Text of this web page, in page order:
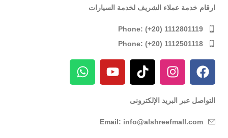
ارقام خدمة عملاء الشريف لخدمة السيارات
Phone: (+20) 1112801119
Phone: (+20) 1112501118
التواصل عبر البريد الإلكترونى
Email: info@alshreefmall.com